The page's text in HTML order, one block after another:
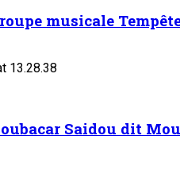
musicale
Saidou dit